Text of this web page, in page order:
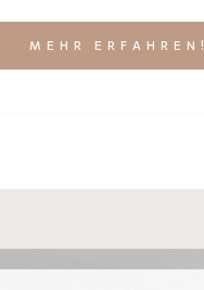
MEHR ERFAHREN!